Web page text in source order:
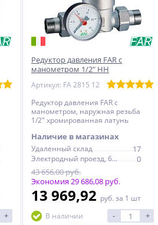
+
Редуктор давления FAR с
манометром 1/2" НН
Артикул: FA 2815 12
Редуктор давления FAR с
манометром, наружная резьба
1/2" хромированная латунь
Наличие в магазинах
Удаленный склад 17
Электродный проезд, 6с1
0
43 656,00 руб.
Экономия 29 686,08 руб.
13 969,92 руб. за 1 шт
В наличии
- +